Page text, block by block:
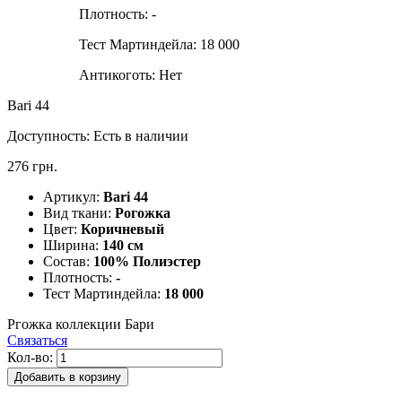
Плотность: -
Тест Мартиндейла: 18 000
Антикоготь: Нет
Bari 44
Доступность: Есть в наличии
276 грн.
Артикул: Bari 44
Вид ткани: Рогожка
Цвет: Коричневый
Ширина: 140 см
Состав: 100% Полиэстер
Плотность: -
Тест Мартиндейла: 18 000
Ргожка коллекции Бари
Связаться
Кол-во:
Добавить в корзину